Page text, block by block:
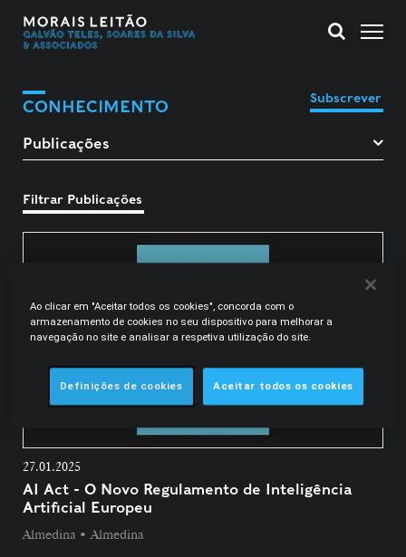
CONHECIMENTO Subscrever
Filtrar Publicações
27.01.2025
AI Act - O Novo Regulamento de Inteligência
Artificial Europeu
Almedina • Almedina
Ao clicar em "Aceitar todos os cookies", concorda com o
armazenamento de cookies no seu dispositivo para melhorar a
navegação no site e analisar a respetiva utilização do site.
Definições de cookies Aceitar todos os cookies